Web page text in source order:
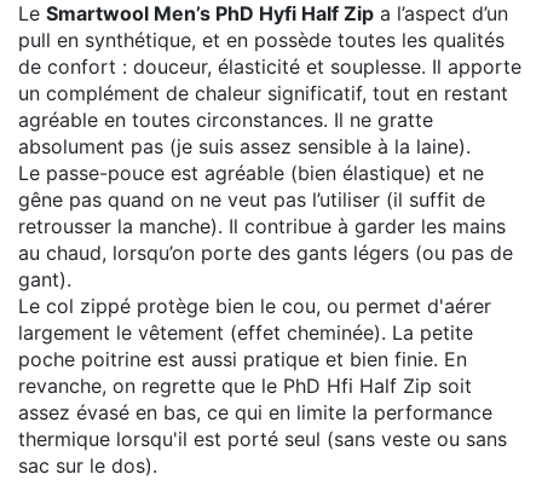
Le Smartwool Men’s PhD Hyfi Half Zip a l’aspect d’un
pull en synthétique, et en possède toutes les qualités
de confort : douceur, élasticité et souplesse. Il apporte
un complément de chaleur significatif, tout en restant
agréable en toutes circonstances. Il ne gratte
absolument pas (je suis assez sensible à la laine).
Le passe-pouce est agréable (bien élastique) et ne
gêne pas quand on ne veut pas l’utiliser (il suffit de
retrousser la manche). Il contribue à garder les mains
au chaud, lorsqu’on porte des gants légers (ou pas de
gant).
Le col zippé protège bien le cou, ou permet d'aérer
largement le vêtement (effet cheminée). La petite
poche poitrine est aussi pratique et bien finie. En
revanche, on regrette que le PhD Hfi Half Zip soit
assez évasé en bas, ce qui en limite la performance
thermique lorsqu'il est porté seul (sans veste ou sans
sac sur le dos).